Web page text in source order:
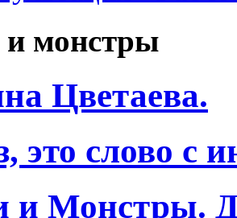
и монстры
Цветаева.
это слово с
и Монстры.